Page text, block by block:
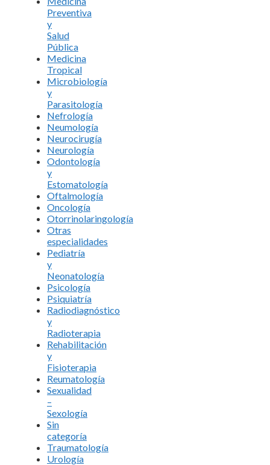
Preventiva
y
Salud
Pública
Medicina
Tropical
Microbiología
y
Parasitología
Nefrología
Neumología
Neurocirugía
Neurología
Odontología
y
Estomatología
Oftalmología
Oncología
Otorrinolaringología
Otras
especialidades
Pediatría
y
Neonatología
Psicología
Psiquiatría
Radiodiagnóstico
y
Radioterapia
Rehabilitación
y
Fisioterapia
Reumatología
Sexualidad
–
Sexología
Sin
categoría
Traumatología
Urología